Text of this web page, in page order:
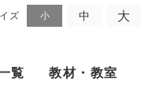
ズ 小 中 大
覧 教材・教室